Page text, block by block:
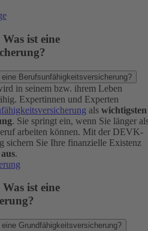
ist eine
Berufsunfähigkeitsversicherung?
in seinem bzw. ihrem Leben
Expertinnen und Experten
als wichtigsten
. Sie springt ein, wenn Sie länger
arbeiten können. Mit der DEVK-
sichern Sie Ihre finanzielle Existenz
.
ist eine
Grundfähigkeitsversicherung?